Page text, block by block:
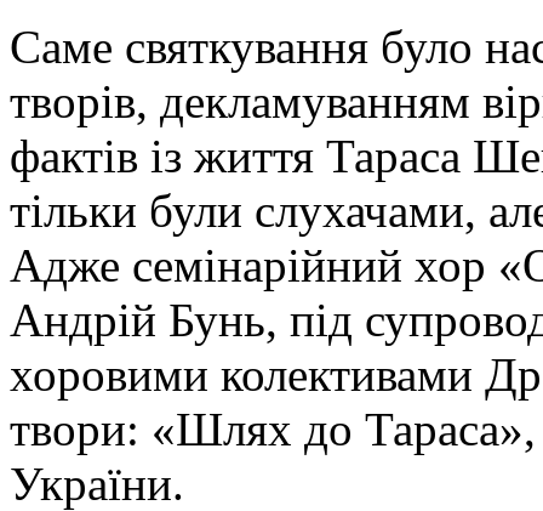
Саме святкування було
творів, декламуванням
фактів із життя Тараса
тільки були слухачами,
Адже семінарійний хор
Андрій Бунь, під
хоровими колективами
твори: «Шлях до
України.